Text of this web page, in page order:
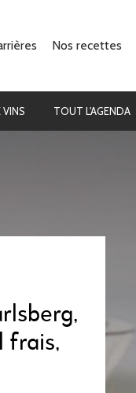
Nos recettes
Les cocktails
TOUT L'AGENDA
frais,